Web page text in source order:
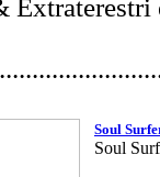
Soul
Soul